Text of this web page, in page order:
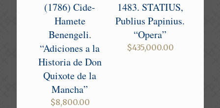
(1786) Cide-
Hamete
Benengeli.
“Adiciones a la
Historia de Don
Quixote de la
Mancha”
$8,800.00
1483. STATIUS,
Publius Papinius.
“Opera”
$435,000.00